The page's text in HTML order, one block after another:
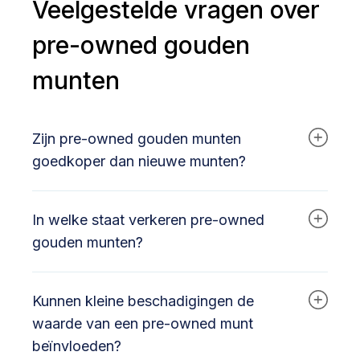
Veelgestelde vragen over
pre-owned gouden
munten
Zijn pre-owned gouden munten
goedkoper dan nieuwe munten?
voordeliger omdat de oorspronkelijke premie al
door de eerste eigenaar is betaald. U betaalt
de prijs per gram meestal lager ligt dan bij
nieuwe exemplaren.
In welke staat verkeren pre-owned
gouden munten?
beleggingskwaliteit en worden vooraf
gecontroleerd op gewicht, echtheid en
algemene conditie. Lichte gebruikssporen zijn
Kunnen kleine beschadigingen de
waarde van een pre-owned munt
beïnvloeden?